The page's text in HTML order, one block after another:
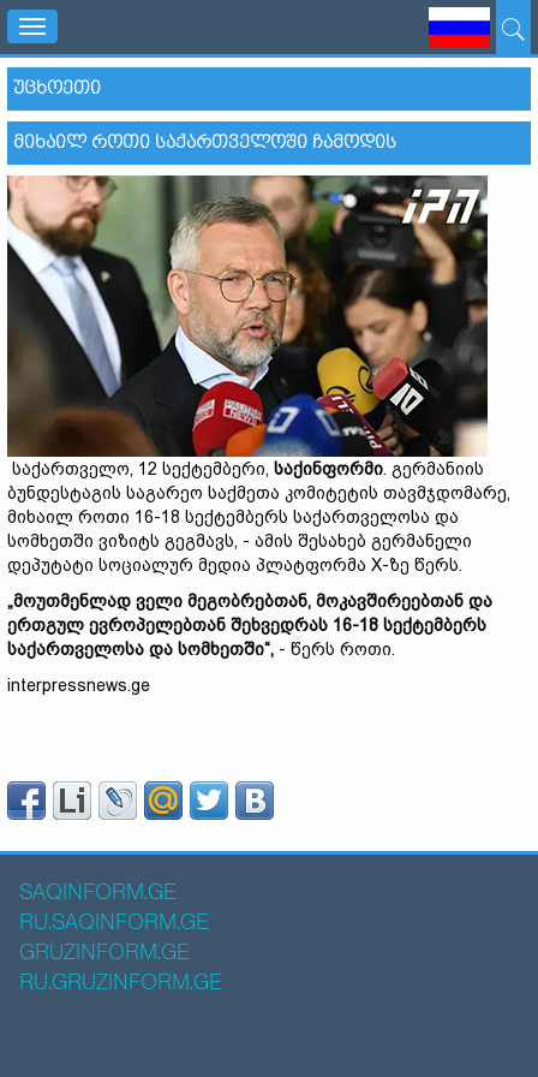
Toggle
navigation
ᲣᲪᲮᲝᲔᲗᲘ
ᲛᲘᲮᲐᲘᲚ ᲠᲝᲗᲘ ᲡᲐᲥᲐᲠᲗᲕᲔᲚᲝᲨᲘ ᲩᲐᲛᲝᲓᲘᲡ
საქართველო, 12 სექტემბერი, საქინფორმი. გერმანიის
ბუნდესტაგის საგარეო საქმეთა კომიტეტის თავმჯდომარე,
მიხაილ როთი 16-18 სექტემბერს საქართველოსა და
სომხეთში ვიზიტს გეგმავს, - ამის შესახებ გერმანელი
დეპუტატი სოციალურ მედია პლატფორმა X-ზე წერს.
„მოუთმენლად ველი მეგობრებთან, მოკავშირეებთან და
ერთგულ ევროპელებთან შეხვედრას 16-18 სექტემბერს
საქართველოსა და სომხეთში“, - წერს როთი.
interpressnews.ge
SAQINFORM.GE
RU.SAQINFORM.GE
GRUZINFORM.GE
RU.GRUZINFORM.GE